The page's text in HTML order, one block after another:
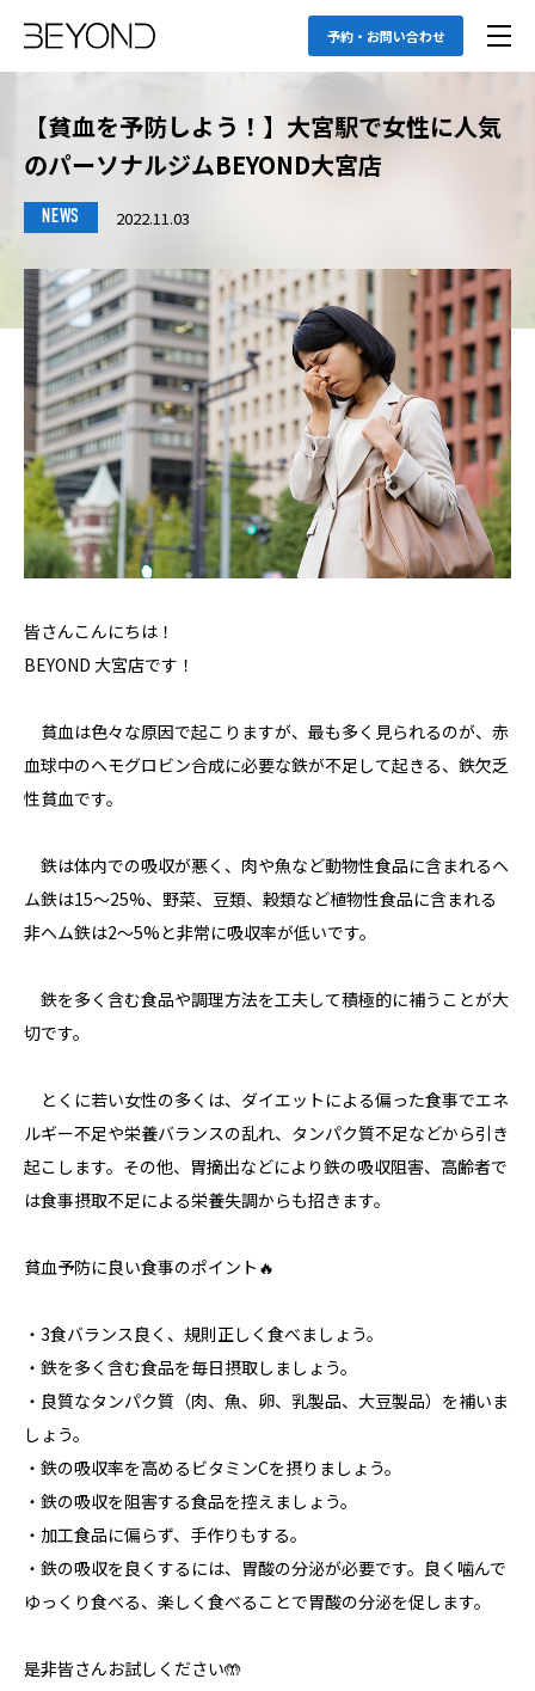
予約・お問い合わせ
【貧血を予防しよう！】大宮駅で女性に人気
のパーソナルジムBEYOND大宮店
NEWS 2022.11.03
皆さんこんにちは！
BEYOND 大宮店です！
貧血は色々な原因で起こりますが、最も多く見られるのが、赤
血球中のヘモグロビン合成に必要な鉄が不足して起きる、鉄欠乏
性貧血です。
鉄は体内での吸収が悪く、肉や魚など動物性食品に含まれるヘ
ム鉄は15～25%、野菜、豆類、穀類など植物性食品に含まれる
非ヘム鉄は2～5%と非常に吸収率が低いです。
鉄を多く含む食品や調理方法を工夫して積極的に補うことが大
切です。
とくに若い女性の多くは、ダイエットによる偏った食事でエネ
ルギー不足や栄養バランスの乱れ、タンパク質不足などから引き
起こします。その他、胃摘出などにより鉄の吸収阻害、高齢者で
は食事摂取不足による栄養失調からも招きます。
貧血予防に良い食事のポイント🔥
・3食バランス良く、規則正しく食べましょう。
・鉄を多く含む食品を毎日摂取しましょう。
・良質なタンパク質（肉、魚、卵、乳製品、大豆製品）を補いま
しょう。
・鉄の吸収率を高めるビタミンCを摂りましょう。
・鉄の吸収を阻害する食品を控えましょう。
・加工食品に偏らず、手作りもする。
・鉄の吸収を良くするには、胃酸の分泌が必要です。良く噛んで
ゆっくり食べる、楽しく食べることで胃酸の分泌を促します。
是非皆さんお試しください🤲